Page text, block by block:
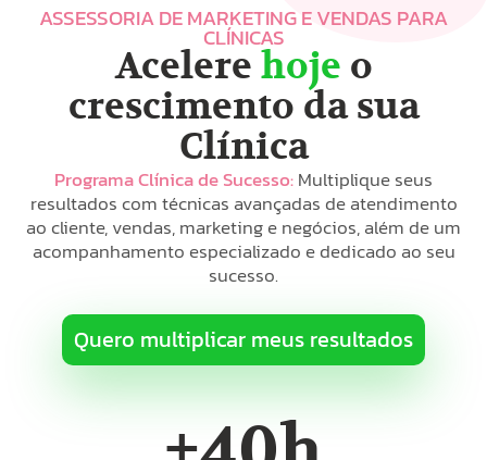
ASSESSORIA DE MARKETING E VENDAS PARA
CLÍNICAS
Acelere hoje o
crescimento da sua
Clínica
Programa Clínica de Sucesso:Multiplique seus
resultados com técnicas avançadas de atendimento
ao cliente, vendas, marketing e negócios, além de um
acompanhamento especializado e dedicado ao seu
sucesso.
Quero multiplicar meus resultados